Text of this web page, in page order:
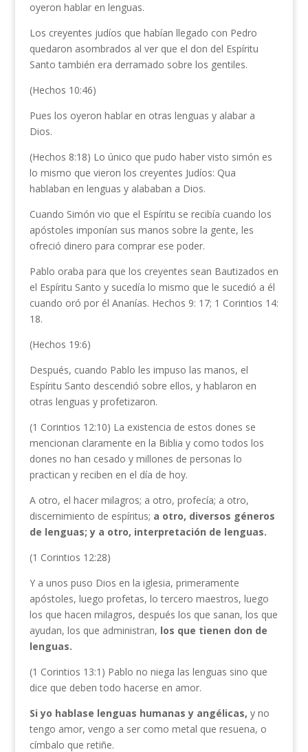
oyeron hablar en lenguas.
Los creyentes judíos que habían llegado con Pedro
quedaron asombrados al ver que el don del Espíritu
Santo también era derramado sobre los gentiles.
(Hechos 10:46)
Pues los oyeron hablar en otras lenguas y alabar a
Dios.
(Hechos 8:18) Lo único que pudo haber visto simón es
lo mismo que vieron los creyentes Judíos: Qua
hablaban en lenguas y alababan a Dios.
Cuando Simón vio que el Espíritu se recibía cuando los
apóstoles imponían sus manos sobre la gente, les
ofreció dinero para comprar ese poder.
Pablo oraba para que los creyentes sean Bautizados en
el Espíritu Santo y sucedía lo mismo que le sucedió a él
cuando oró por él Ananías. Hechos 9: 17; 1 Corintios 14:
18.
(Hechos 19:6)
Después, cuando Pablo les impuso las manos, el
Espíritu Santo descendió sobre ellos, y hablaron en
otras lenguas y profetizaron.
(1 Corintios 12:10) La existencia de estos dones se
mencionan claramente en la Biblia y como todos los
dones no han cesado y millones de personas lo
practican y reciben en el día de hoy.
A otro, el hacer milagros; a otro, profecía; a otro,
discernimiento de espíritus; a otro, diversos géneros
de lenguas; y a otro, interpretación de lenguas.
(1 Corintios 12:28)
Y a unos puso Dios en la iglesia, primeramente
apóstoles, luego profetas, lo tercero maestros, luego
los que hacen milagros, después los que sanan, los que
ayudan, los que administran, los que tienen don de
lenguas.
(1 Corintios 13:1) Pablo no niega las lenguas sino que
dice que deben todo hacerse en amor.
Si yo hablase lenguas humanas y angélicas, y no
tengo amor, vengo a ser como metal que resuena, o
címbalo que retiñe.